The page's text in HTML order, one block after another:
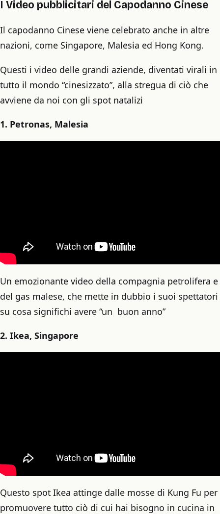
I Video pubblicitari del Capodanno Cinese
Il capodanno Cinese viene celebrato anche in altre
nazioni, come Singapore, Malesia ed Hong Kong.
Questi i video delle grandi aziende, diventati virali in
tutto il mondo “cinesizzato”, alla stregua di ciò che
avviene da noi con gli spot natalizi
1. Petronas, Malesia
Un emozionante video della compagnia petrolifera e
del gas malese, che mette in dubbio i suoi spettatori
su cosa significhi avere “un buon anno”
2. Ikea, Singapore
Questo spot Ikea attinge dalle mosse di Kung Fu per
promuovere tutto ciò di cui hai bisogno in cucina in